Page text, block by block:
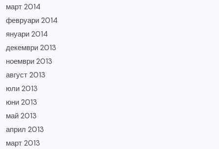
март 2014
февруари 2014
януари 2014
декември 2013
ноември 2013
август 2013
юли 2013
юни 2013
май 2013
април 2013
март 2013